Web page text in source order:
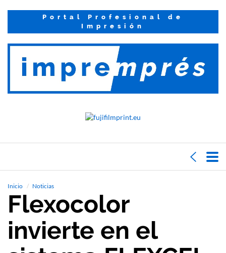
Portal Profesional de
Impresión
Inicio Noticias
Flexocolor
invierte en el